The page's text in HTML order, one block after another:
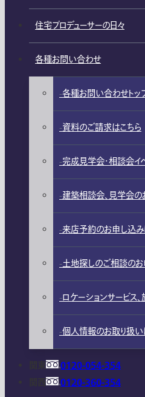
住宅プロデューサーの日々
各種お問い合わせ
各種お問い合わせトッ
資料のご請求はこちら
完成見学会・相談会
建築相談会、見学会
来店予約のお申し込み
土地探しのご相談のお
ロケーションサービス
個人情報のお取り扱
0120-054-354
0120-360-354